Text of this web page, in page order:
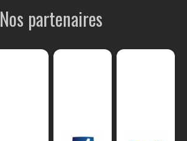
Nos partenaires